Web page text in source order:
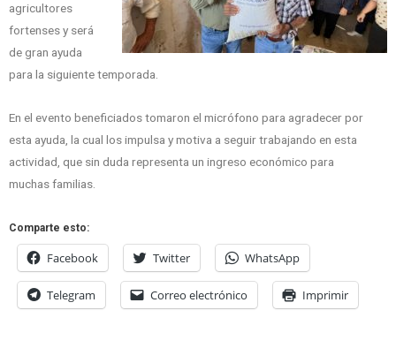
agricultores
fortenses y será
de gran ayuda
para la siguiente temporada.
En el evento beneficiados tomaron el micrófono para agradecer por
esta ayuda, la cual los impulsa y motiva a seguir trabajando en esta
actividad, que sin duda representa un ingreso económico para
muchas familias.
Comparte esto:
Facebook Twitter WhatsApp
Telegram Correo electrónico Imprimir